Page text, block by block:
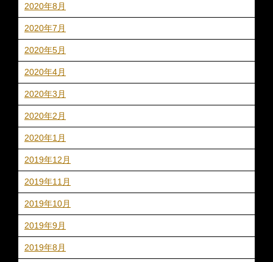
2020年8月
2020年7月
2020年5月
2020年4月
2020年3月
2020年2月
2020年1月
2019年12月
2019年11月
2019年10月
2019年9月
2019年8月